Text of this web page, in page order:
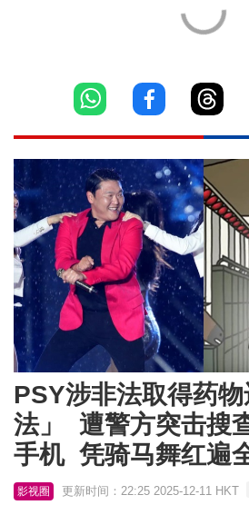
PSY涉非法取得药
法」 遭警方突击搜
手机 凭骑马舞红遍
影视圈 更新时间：22:25 2025-12-11 HKT